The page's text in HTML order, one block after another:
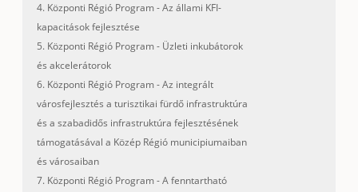
4. Központi Régió Program - Az állami KFI-
kapacitások fejlesztése
5. Központi Régió Program - Üzleti inkubátorok
és akcelerátorok
6. Központi Régió Program - Az integrált
városfejlesztés a turisztikai fürdő infrastruktúra
és a szabadidős infrastruktúra fejlesztésének
támogatásával a Közép Régió municipiumaiban
és városaiban
7. Központi Régió Program - A fenntartható